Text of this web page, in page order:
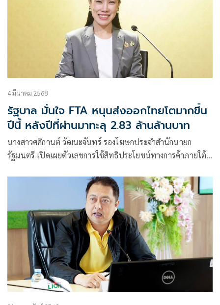
4 มีนาคม 2568
รัฐบาล มั่นใจ FTA หนุนส่งออกไทยโตมากขึ้น
ปีนี้ หลังปีที่ผ่านมาทะลุ 2.83 ล้านล้านบาท
นางสาวศศิกานต์ วัฒนะจันทร์ รองโฆษกประจำสำนักนายก
รัฐมนตรี เปิดเผยตัวเลขการใช้สิทธิประโยชน์ทางการค้าภายใต้